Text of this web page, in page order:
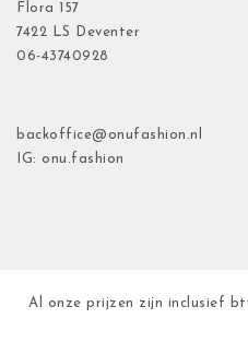
Flora 157
7422 LS Deventer
06-43740928
backoffice@onufashion.nl
IG: onu.fashion
Al onze prijzen zijn inclusief